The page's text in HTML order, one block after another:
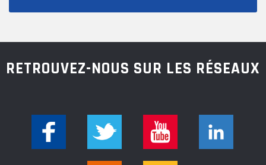
RETROUVEZ-NOUS SUR LES RÉSEAUX